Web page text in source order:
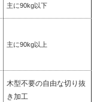
主に90kg以下
主に90kg以上
木型不要の自由な切り抜
き加工